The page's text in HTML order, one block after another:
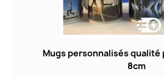
Mugs personnalisés qualité
8cm